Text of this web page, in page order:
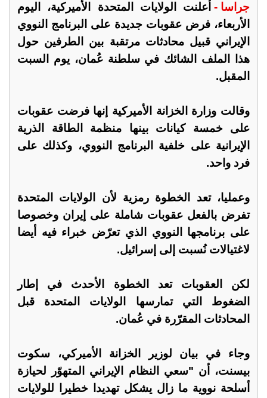
جراسا - أعلنت الولايات المتحدة الأميركية، اليوم
الأربعاء، فرض عقوبات جديدة على البرنامج النووي
الإيراني قبيل محادثات مرتقبة بين الطرفين حول
هذا الملف الشائك في سلطنة عُمان، يوم السبت
المقبل.
وقالت وزارة الخزانة الأميركية إنها فرضت عقوبات
على خمسة كيانات بينها منظمة الطاقة الذرية
الإيرانية على خلفية البرنامج النووي، وكذلك على
فرد واحد.
وعمليا، تعد الخطوة رمزية لأن الولايات المتحدة
تفرض بالفعل عقوبات شاملة على إيران وخصوصا
على برنامجها النووي الذي تعرّض خبراء فيه أيضا
لاغتيالات نُسبت إلى إسرائيل.
لكن العقوبات تعد الخطوة الأحدث في إطار
الضغوط التي تمارسها الولايات المتحدة قبل
المحادثات المقرّرة في عُمان.
وجاء في بيان لوزير الخزانة الأميركي، سكوت
بيسنت، أن "سعي النظام الإيراني المتهوّر لحيازة
أسلحة نووية ما زال يشكل تهديدا خطيرا للولايات